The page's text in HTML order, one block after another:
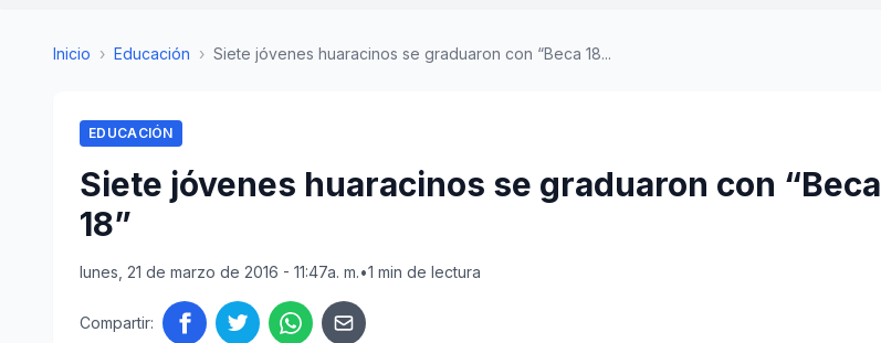
Inicio › Educación › Siete jóvenes huaracinos se graduaron con “Beca 18...
EDUCACIÓN
Siete jóvenes huaracinos se graduaron con “Beca
18”
lunes, 21 de marzo de 2016 - 11:47a. m.•1 min de lectura
Compartir: